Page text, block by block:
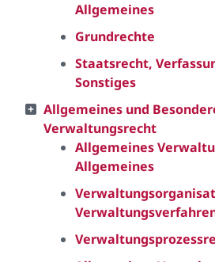
Allgemeines
Grundrechte
Staatsrecht,
Sonstiges
Allgemeines und
Verwaltungsrecht
Allgemeines
Allgemeines